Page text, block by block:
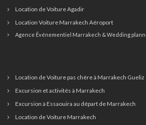
Location de Voiture Agadir
Location Voiture Marrakech Aéroport
Agence Événementiel Marrakech & Wedding
Location de Voiture pas chère à Marrakech Gueliz
Excursion et activités à Marrakech
Excursion à Essaouira au départ de Marrakech
Location de Voiture Marrakech